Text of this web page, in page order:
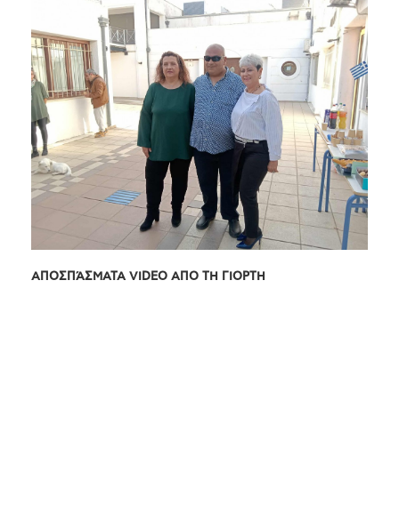
ΑΠΟΣΠΆΣΜΑΤΑ VIDEO ΑΠΟ ΤΗ ΓΙΟΡΤΗ